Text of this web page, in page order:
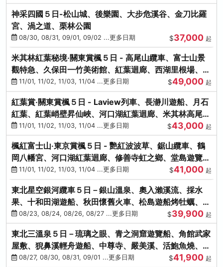
神采四國５日-松山城、後樂園、大步危溪谷、金刀比羅
宮、渦之道、栗林公園
08/30, 08/31, 09/01, 09/02 ...更多日期 $37,000 起
米其林紅葉秘境‧關東賞楓５日 - 高尾山纜車、富士山景
觀特急、久保田一竹美術館、紅葉迴廊、西湖里根場、銀
杏大道
11/01, 11/02, 11/03, 11/04 ...更多日期 $49,000 起
紅葉賞‧關東賞楓５日 - Laview列車、長瀞川遊船、月石
紅葉、紅葉峭壁昇仙峽、河口湖紅葉迴廊、米其林高尾
山、海鮮盛宴
11/01, 11/02, 11/03, 11/04 ...更多日期 $43,000 起
楓紅富士山‧東京賞楓５日 - 艷紅波波草、鋸山纜車、鶴
岡八幡宮、河口湖紅葉迴廊、修善寺虹之鄉、堂島遊覽
船、熱海梅園
11/01, 11/02, 11/03, 11/04 ...更多日期 $41,000 起
東北星空銀河纜車５日－銀山溫泉、奧入瀨溪流、採水
果、十和田湖遊船、秋田懷舊火車、松島遊船烤牡蠣、嚴
美溪、螃蟹本家
08/23, 08/24, 08/26, 08/27 ...更多日期 $39,900 起
東北三溫泉５日－琉璃之眼、青之洞窟遊覽船、角館武家
屋敷、猊鼻溪輕舟遊船、中尊寺、嚴美溪、活鮑魚燒、烤
牡蠣、握壽司體驗
08/27, 08/30, 08/31, 09/01 ...更多日期 $41,900 起